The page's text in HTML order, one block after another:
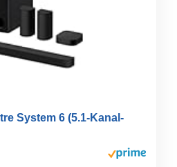
System 6 (5.1-Kanal-